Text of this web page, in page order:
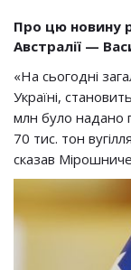
Про цю новину
Австралії —
«На сьогодні
Україні,
млн було надано
70 тис. тон
сказав